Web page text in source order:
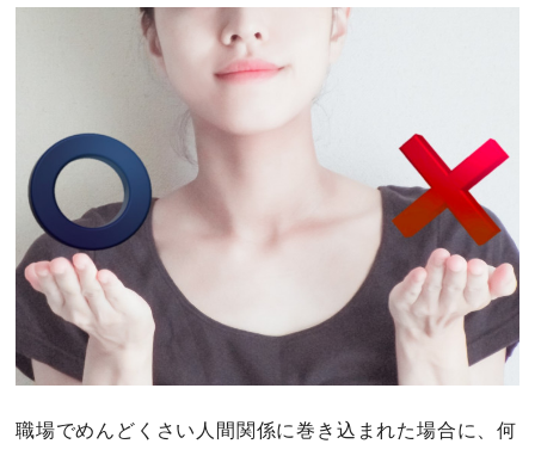
職場でめんどくさい人間関係に巻き込まれた場合に、何